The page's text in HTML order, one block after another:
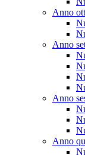
Anno
Anno
Anno
Anno